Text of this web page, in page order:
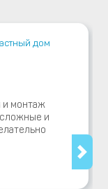
дом
и монтаж
и